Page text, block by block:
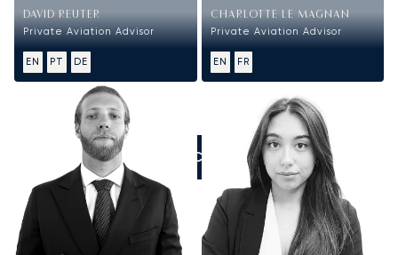
DAVID REUTER
Private Aviation Advisor
EN PT DE
CHARLOTTE LE MAGNAN
Private Aviation Advisor
EN FR
ZADZWOŃCIE DO NAS